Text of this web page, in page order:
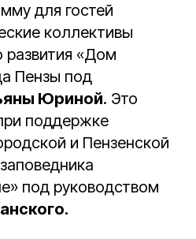
для гостей
коллективы
развития «Дом
Пензы под
Юриной. Это
поддержке
и Пензенской
под руководством